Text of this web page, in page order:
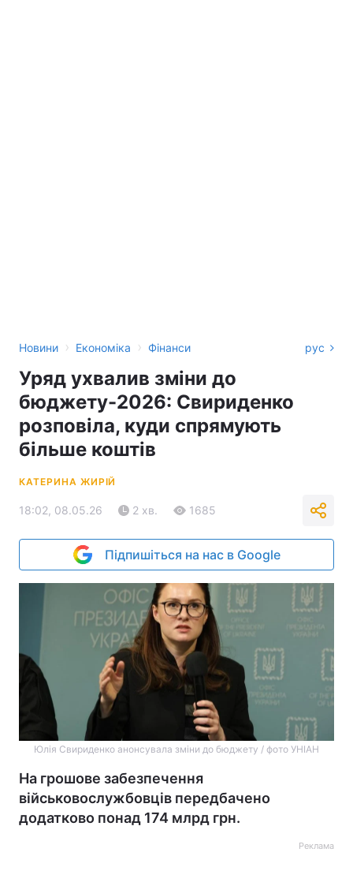
Новини › Економіка › Фінанси рус
Уряд ухвалив зміни до
бюджету-2026: Свириденко
розповіла, куди спрямують
більше коштів
КАТЕРИНА ЖИРІЙ
18:02, 08.05.26 2 хв. 1685
Підпишіться на нас в Google
Юлія Свириденко анонсувала зміни до бюджету / фото УНІАН
На грошове забезпечення
військовослужбовців передбачено
додатково понад 174 млрд грн.
Реклама